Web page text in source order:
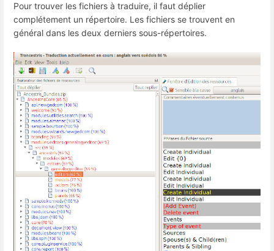
Pour trouver les fichiers à traduire, il faut déplier
complétement un répertoire. Les fichiers se trouvent en
général dans les deux derniers sous-répertoires.